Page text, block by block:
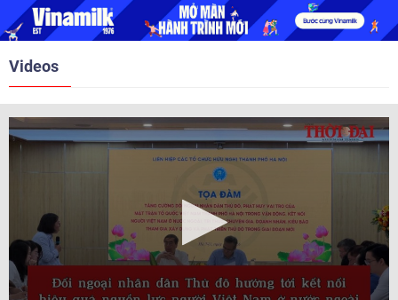
nghị Cấp cao vào các năm 2005,
2010, 2016, 2018, 2021.
Videos